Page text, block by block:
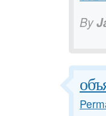
By